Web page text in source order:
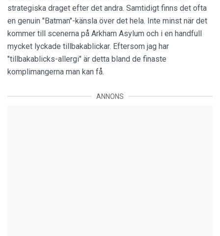
strategiska draget efter det andra. Samtidigt finns det ofta
en genuin "Batman"-känsla över det hela. Inte minst när det
kommer till scenerna på Arkham Asylum och i en handfull
mycket lyckade tillbakablickar. Eftersom jag har
"tillbakablicks-allergi" är detta bland de finaste
komplimangerna man kan få.
ANNONS